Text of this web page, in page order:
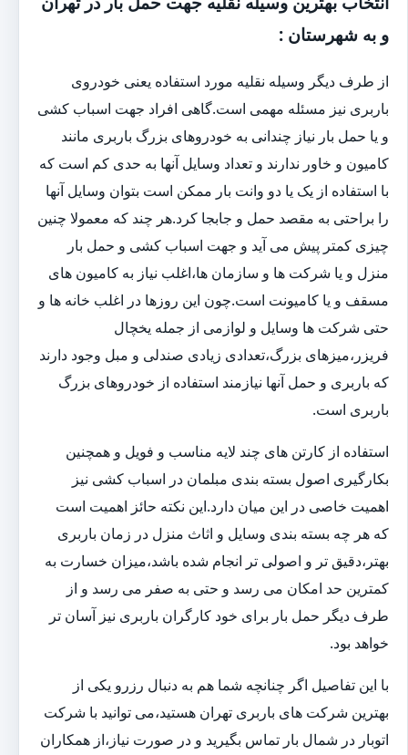
و به شهرستان :
از طرف دیگر وسیله نقلیه مورد استفاده یعنی خودروی
باربری نیز مسئله مهمی است.گاهی افراد جهت اسباب کشی
و یا حمل بار نیاز چندانی به خودروهای بزرگ باربری مانند
کامیون و خاور ندارند و تعداد وسایل آنها به حدی کم است که
با استفاده از یک یا دو وانت بار ممکن است بتوان وسایل آنها
را براحتی به مقصد حمل و جابجا کرد.هر چند که معمولا چنین
چیزی کمتر پیش می آید و جهت اسباب کشی و حمل بار
منزل و یا شرکت ها و سازمان ها،اغلب نیاز به کامیون های
مسقف و یا کامیونت است.چون این روزها در اغلب خانه ها و
حتی شرکت ها وسایل و لوازمی از جمله یخچال
فریزر،میزهای بزرگ،تعدادی زیادی صندلی و مبل وجود دارند
که باربری و حمل آنها نیازمند استفاده از خودروهای بزرگ
باربری است.
استفاده از کارتن های چند لایه مناسب و فویل و همچنین
بکارگیری اصول بسته بندی مبلمان در اسباب کشی نیز
اهمیت خاصی در این میان دارد.این نکته حائز اهمیت است
که هر چه بسته بندی وسایل و اثاث منزل در زمان باربری
بهتر،دقیق تر و اصولی تر انجام شده باشد،میزان خسارت به
کمترین حد امکان می رسد و حتی به صفر می رسد و از
طرف دیگر حمل بار برای خود کارگران باربری نیز آسان تر
خواهد بود.
با این تفاصیل اگر چنانچه شما هم به دنبال رزرو یکی از
بهترین شرکت های باربری تهران هستید،می توانید با شرکت
اتوبار در شمال بار تماس بگیرید و در صورت نیاز،از همکاران